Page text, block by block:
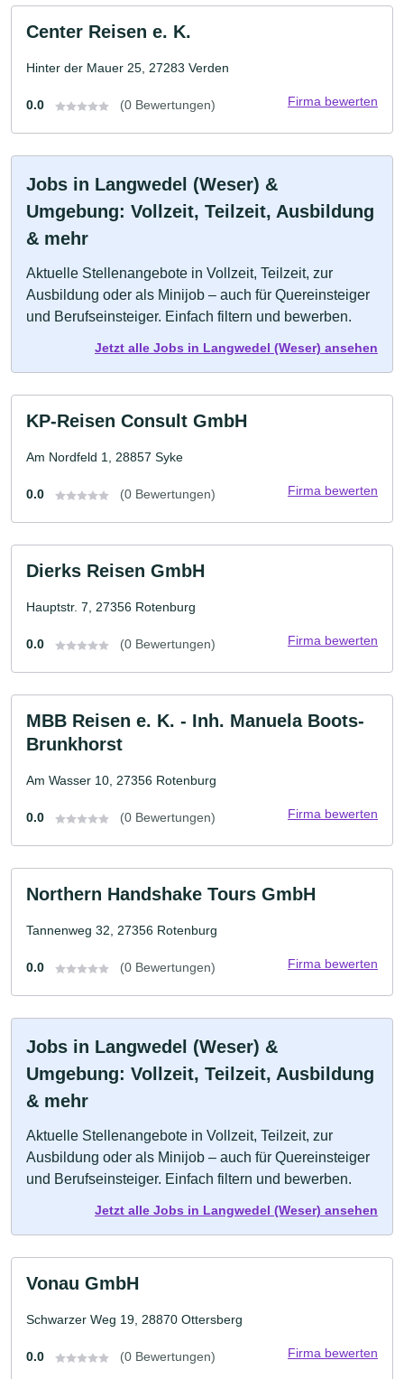
Center Reisen e. K.
Hinter der Mauer 25, 27283 Verden
0.0 (0 Bewertungen) Firma bewerten
Jobs in Langwedel (Weser) &
Umgebung: Vollzeit, Teilzeit, Ausbildung
& mehr
Aktuelle Stellenangebote in Vollzeit, Teilzeit, zur
Ausbildung oder als Minijob – auch für Quereinsteiger
und Berufseinsteiger. Einfach filtern und bewerben.
Jetzt alle Jobs in Langwedel (Weser) ansehen
KP-Reisen Consult GmbH
Am Nordfeld 1, 28857 Syke
0.0 (0 Bewertungen) Firma bewerten
Dierks Reisen GmbH
Hauptstr. 7, 27356 Rotenburg
0.0 (0 Bewertungen) Firma bewerten
MBB Reisen e. K. - Inh. Manuela Boots-
Brunkhorst
Am Wasser 10, 27356 Rotenburg
0.0 (0 Bewertungen) Firma bewerten
Northern Handshake Tours GmbH
Tannenweg 32, 27356 Rotenburg
0.0 (0 Bewertungen) Firma bewerten
Jobs in Langwedel (Weser) &
Umgebung: Vollzeit, Teilzeit, Ausbildung
& mehr
Aktuelle Stellenangebote in Vollzeit, Teilzeit, zur
Ausbildung oder als Minijob – auch für Quereinsteiger
und Berufseinsteiger. Einfach filtern und bewerben.
Jetzt alle Jobs in Langwedel (Weser) ansehen
Vonau GmbH
Schwarzer Weg 19, 28870 Ottersberg
0.0 (0 Bewertungen) Firma bewerten